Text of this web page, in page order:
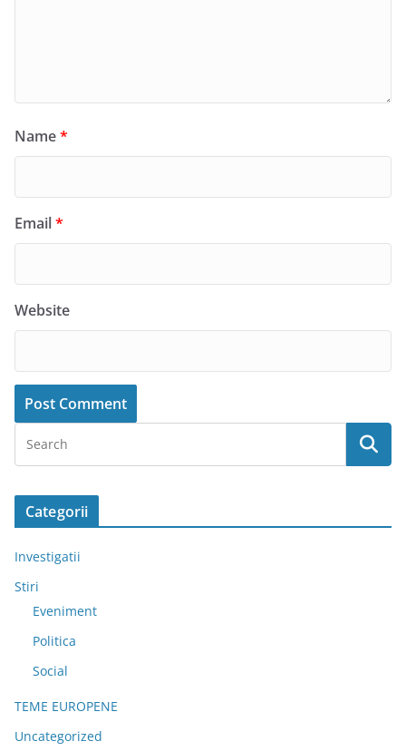
Name*
Email*
Website
Categorii
Investigatii
Stiri
Eveniment
Politica
Social
TEME EUROPENE
Uncategorized